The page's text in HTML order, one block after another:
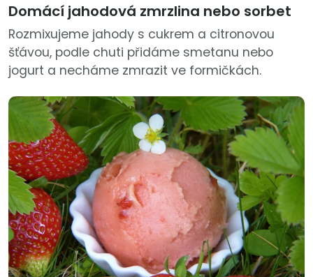
Domácí jahodová zmrzlina nebo sorbet
Rozmixujeme jahody s cukrem a citronovou
šťávou, podle chuti přidáme smetanu nebo
jogurt a necháme zmrazit ve formičkách.